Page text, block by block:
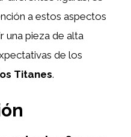
a estos aspectos
una pieza de alta
de los
Titanes.